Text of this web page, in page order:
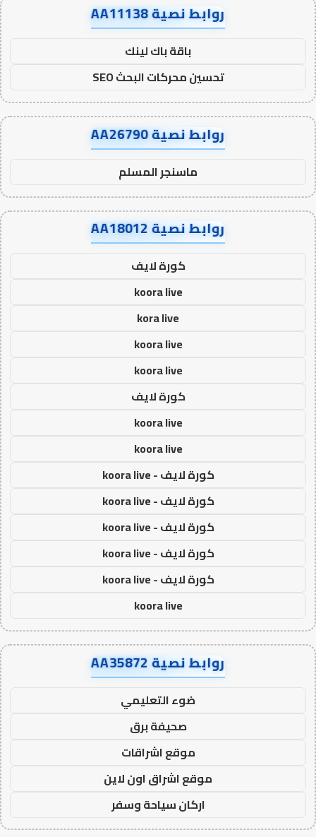
روابط نصية AA11138
باقة باك لينك
تحسين محركات البحث SEO
روابط نصية AA26790
ماسنجر المسلم
روابط نصية AA18012
كورة لايف
koora live
kora live
koora live
koora live
كورة لايف
koora live
koora live
كورة لايف - koora live
كورة لايف - koora live
كورة لايف - koora live
كورة لايف - koora live
كورة لايف - koora live
koora live
روابط نصية AA35872
ضوء التعليمي
صحيفة برق
موقع اشراقات
موقع اشراق اون لاين
اركان سياحة وسفر